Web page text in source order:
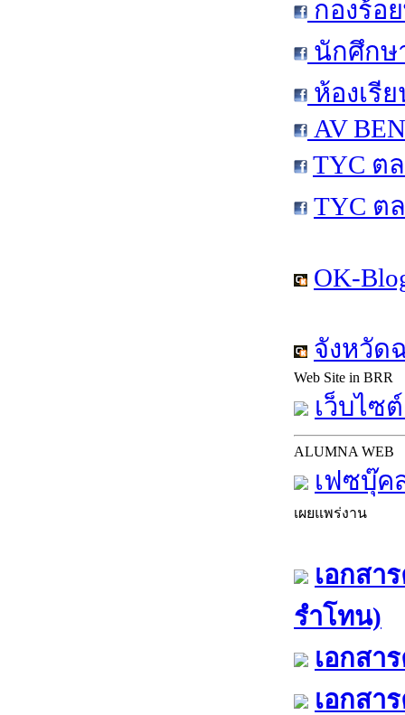
กองร้อ
นักศึกษ
ห้องเรี
AV
TYC ต
TYC ต
OK-
จังหวัด
Web Site in BRR
เว็บไซ
ALUMNA WEB
เฟซบุ๊ค
เผยแพร่งาน
เอกสา
รำโทน)
เอกสา
เอกสา